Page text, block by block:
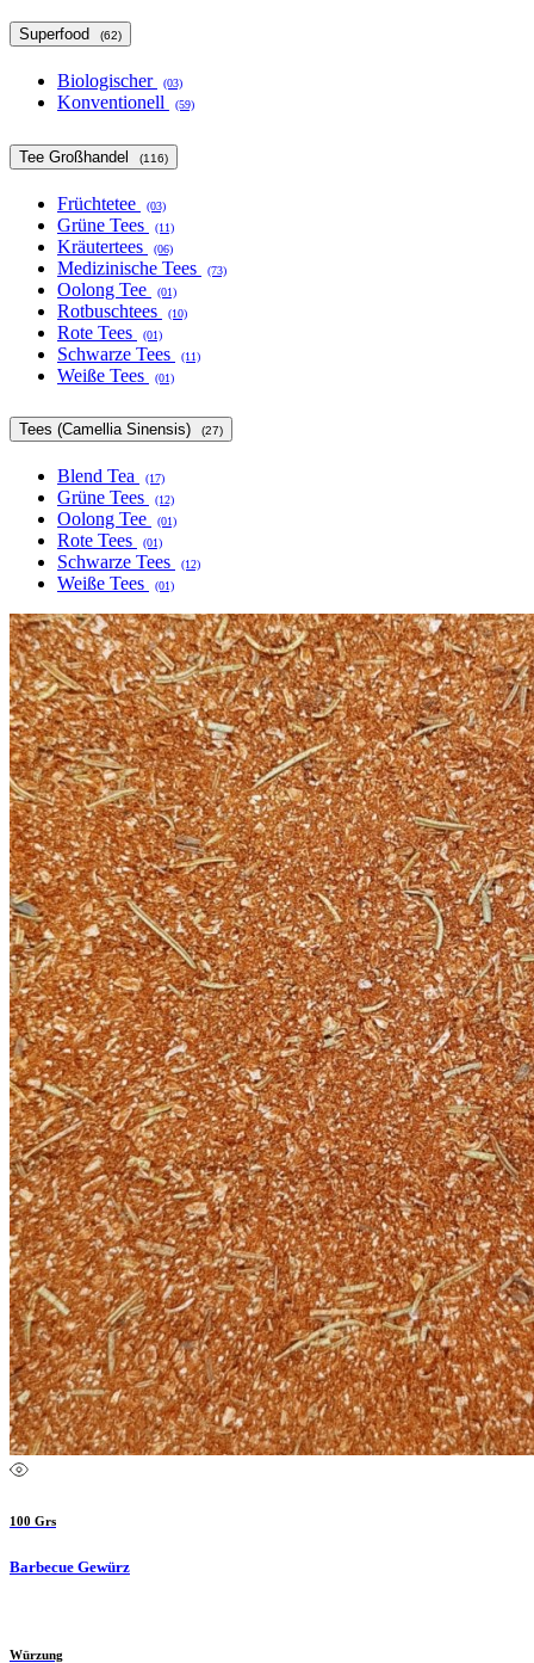
Superfood (62)
Biologischer (03)
Konventionell (59)
Tee Großhandel (116)
Früchtetee (03)
Grüne Tees (11)
Kräutertees (06)
Medizinische Tees (73)
Oolong Tee (01)
Rotbuschtees (10)
Rote Tees (01)
Schwarze Tees (11)
Weiße Tees (01)
Tees (Camellia Sinensis) (27)
Blend Tea (17)
Grüne Tees (12)
Oolong Tee (01)
Rote Tees (01)
Schwarze Tees (12)
Weiße Tees (01)
100 Grs
Barbecue Gewürz
Würzung